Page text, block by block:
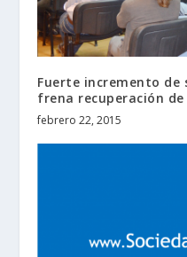
Fuerte incremento de
frena recuperación
febrero 22, 2015